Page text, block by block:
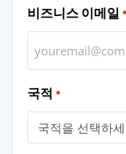
비즈니스 이메일 *
국적 *